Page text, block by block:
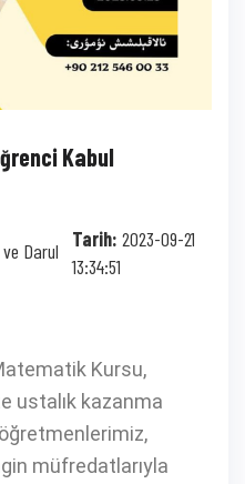
Kabul
Darul
Tarih: 2023-09-21
13:34:51
Kursu,
ustalık kazanma
müfredatlarıyla